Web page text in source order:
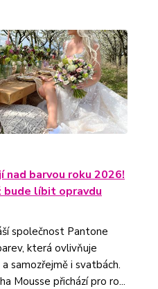
nad barvou roku 2026!
líbit opravdu
společnost Pantone
která ovlivňuje
samozřejmě i svatbách.
Mousse přichází pro ro...